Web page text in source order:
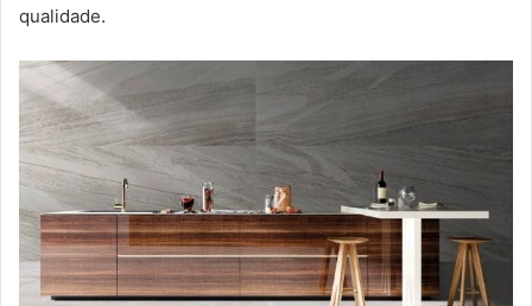
qualidade.